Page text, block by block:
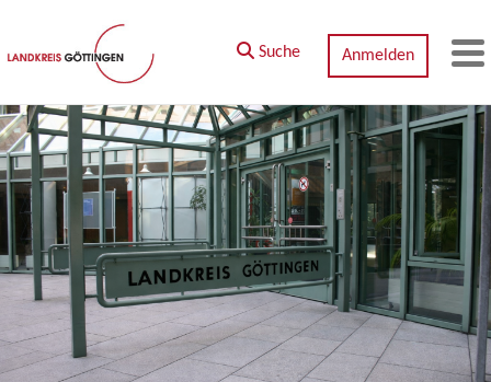
Zum Hauptinhalt springen
Suche Anmelden